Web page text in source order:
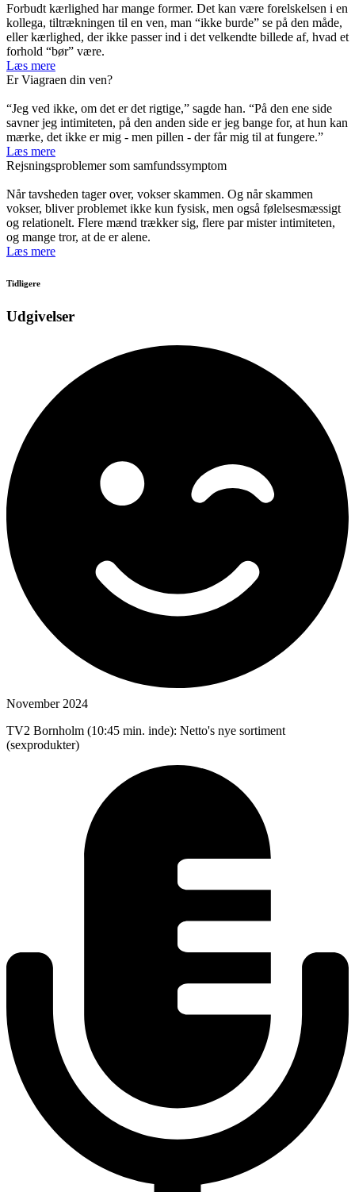
Forbudt kærlighed har mange former. Det kan være forelskelsen i en
kollega, tiltrækningen til en ven, man “ikke burde” se på den måde,
eller kærlighed, der ikke passer ind i det velkendte billede af, hvad et
forhold “bør” være.
Læs mere
Er Viagraen din ven?
“Jeg ved ikke, om det er det rigtige,” sagde han. “På den ene side
savner jeg intimiteten, på den anden side er jeg bange for, at hun kan
mærke, det ikke er mig - men pillen - der får mig til at fungere.”
Læs mere
Rejsningsproblemer som samfundssymptom
Når tavsheden tager over, vokser skammen. Og når skammen
vokser, bliver problemet ikke kun fysisk, men også følelsesmæssigt
og relationelt. Flere mænd trækker sig, flere par mister intimiteten,
og mange tror, at de er alene.
Læs mere
Tidligere
Udgivelser
November 2024
TV2 Bornholm (10:45 min. inde): Netto's nye sortiment
(sexprodukter)